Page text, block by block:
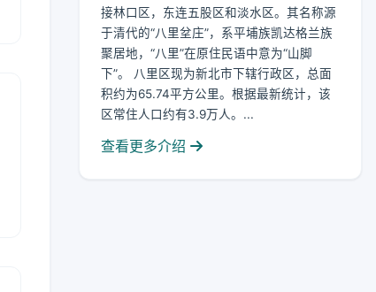
接林口区，东连五股区和淡水区。其名称源
于清代的“八里坌庄”，系平埔族凯达格兰族
聚居地，“八里”在原住民语中意为“山脚
下”。 八里区现为新北市下辖行政区，总面
积约为65.74平方公里。根据最新统计，该
区常住人口约有3.9万人。...
查看更多介绍